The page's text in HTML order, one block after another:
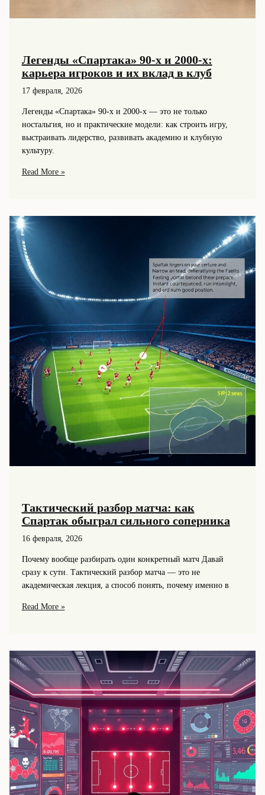
Легенды «Спартака» 90‑х и 2000‑х:
карьера игроков и их вклад в клуб
17 февраля, 2026
Легенды «Спартака» 90‑х и 2000‑х — это не только
ностальгия, но и практические модели: как строить игру,
выстраивать лидерство, развивать академию и клубную
культуру.
Легенды
2000‑х:
карьера
игроков
и
их
вклад
Read More »
Тактический разбор матча: как
Спартак обыграл сильного соперника
16 февраля, 2026
Почему вообще разбирать один конкретный матч Давай
сразу к сути. Тактический разбор матча — это не
академическая лекция, а способ понять, почему именно в
Тактический
Спартак
обыграл
сильного
соперника
Read More »